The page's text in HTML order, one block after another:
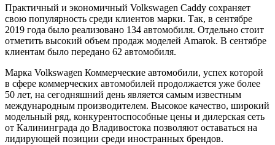
Практичный и экономичный Volkswagen Caddy сохраняет
свою популярность среди клиентов марки. Так, в сентябре
2019 года было реализовано 134 автомобиля. Отдельно стоит
отметить высокий объем продаж моделей Amarok. В сентябре
клиентам было передано 62 автомобиля.
Марка Volkswagen Коммерческие автомобили, успех которой
в сфере коммерческих автомобилей продолжается уже более
50 лет, на сегодняшний день является самым известным
международным производителем. Высокое качество, широкий
модельный ряд, конкурентоспособные цены и дилерская сеть
от Калининграда до Владивостока позволяют оставаться на
лидирующей позиции среди иностранных брендов.